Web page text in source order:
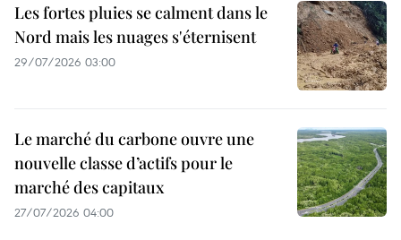
Les fortes pluies se calment dans le
Nord mais les nuages s'éternisent
29/07/2026 03:00
Le marché du carbone ouvre une
nouvelle classe d’actifs pour le
marché des capitaux
27/07/2026 04:00